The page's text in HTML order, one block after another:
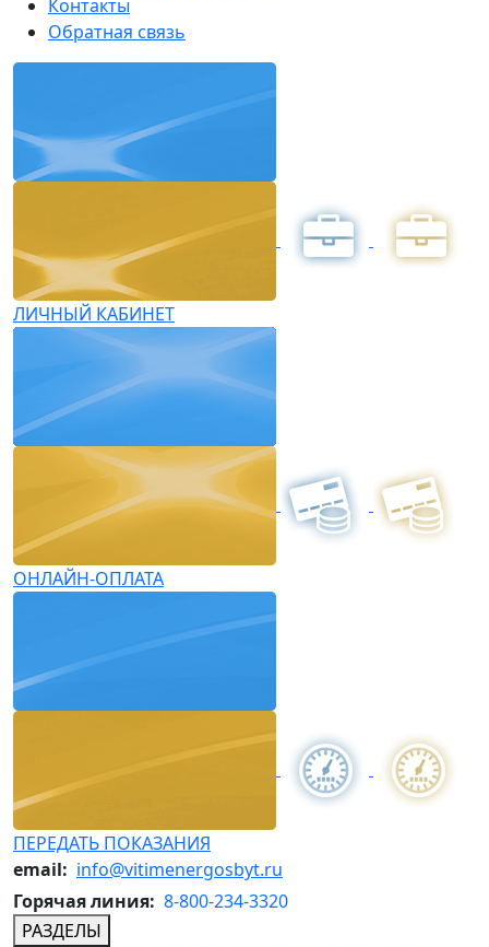
Контакты
Обратная связь
ЛИЧНЫЙ КАБИНЕТ
ОНЛАЙН-ОПЛАТА
ПЕРЕДАТЬ ПОКАЗАНИЯ
email: info@vitimenergosbyt.ru
Горячая линия: 8-800-234-3320
РАЗДЕЛЫ